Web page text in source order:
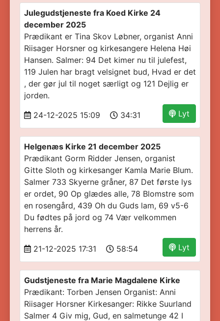
Julegudstjeneste fra Koed Kirke 24
december 2025
Prædikant er Tina Skov Løbner, organist Anni
Riisager Horsner og kirkesangere Helena Høi
Hansen. Salmer: 94 Det kimer nu til julefest,
119 Julen har bragt velsignet bud, Hvad er det
, der gør jul til noget særligt og 121 Dejlig er
jorden.
Lyt
24-12-2025 15:09 34:31
Helgenæs Kirke 21 december 2025
Prædikant Gorm Ridder Jensen, organist
Gitte Sloth og kirkesanger Kamla Marie Blum.
Salmer 733 Skyerne gråner, 87 Det første lys
er ordet, 90 Op glædes alle, 78 Blomstre som
en rosengård, 439 Oh du Guds lam, 69 v5-6
Du fødtes på jord og 74 Vær velkommen
herrens år.
Lyt
21-12-2025 17:31 58:54
Gudstjeneste fra Marie Magdalene Kirke
Prædikant: Torben Jensen Organist: Anni
Riisager Horsner Kirkesanger: Rikke Suurland
Salmer 4 Giv mig, Gud, en salmetunge 42 I